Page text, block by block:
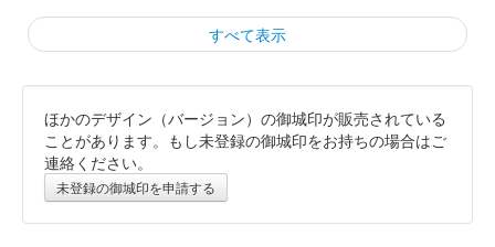
すべて表示
厩橋城 御城印 令和八年新春限定版
厩橋城（前橋城） 御城印 令和八年新春限定
ほかのデザイン（バージョン）の御城印が販売されている
ことがあります。もし未登録の御城印をお持ちの場合はご
連絡ください。
未登録の御城印を申請する